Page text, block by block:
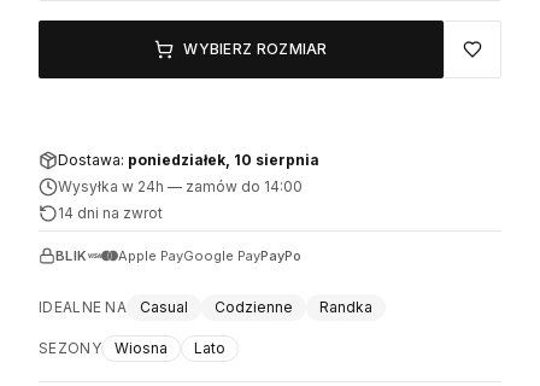
WYBIERZ ROZMIAR
Dostawa: poniedziałek, 10 sierpnia
Wysyłka w 24h — zamów do 14:00
14 dni na zwrot
BLIK Apple PayGoogle PayPayPo
IDEALNE NA Casual Codzienne Randka
SEZONY Wiosna Lato